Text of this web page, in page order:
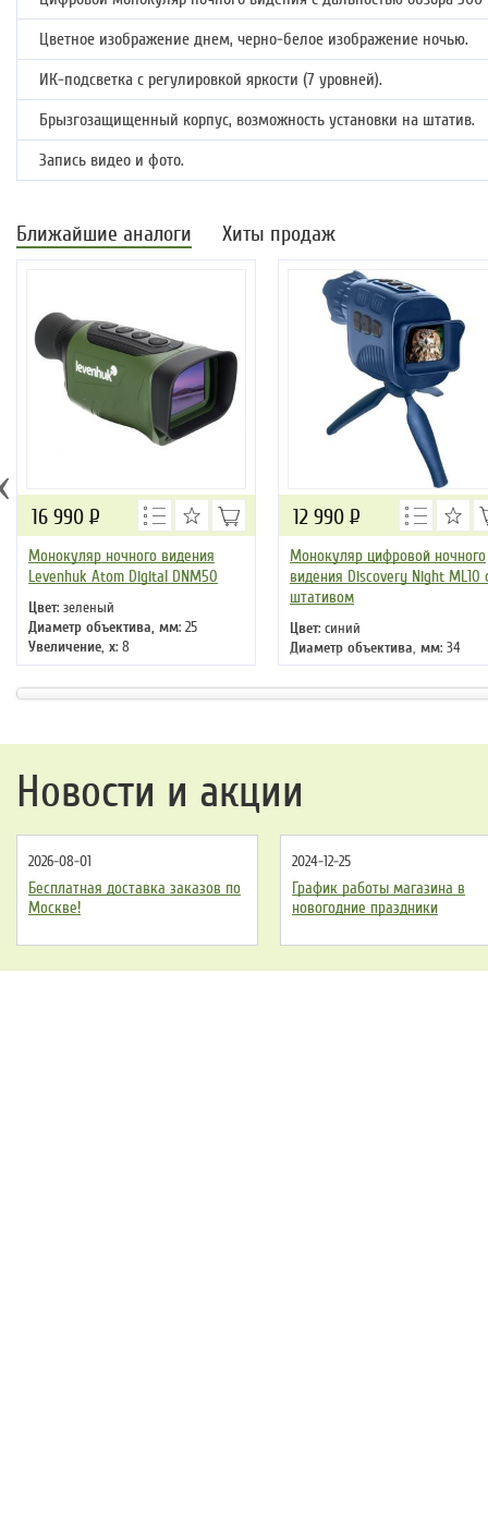
Цветное изображение днем, черно-белое изображение ночью.
ИК-подсветка с регулировкой яркости (7 уровней).
Брызгозащищенный корпус, возможность установки на штатив.
Запись видео и фото.
Ближайшие аналоги Хиты продаж
Монокуляр ночного видения
Levenhuk Atom Digital DNM50
Цвет: зеленый
Диаметр объектива, мм: 25
Увеличение, x: 8
Диаметр выходного зрачка, мм: 7
Тип призмы: нет
Возможность диоптрийной
16 990 Р
Монокуляр цифровой ночного
видения Discovery Night ML10
штативом
Цвет: синий
Диаметр объектива, мм: 34
Увеличение, x: 13
Возможность диоптрийной
12 990 Р
Новости и акции
2026-08-01
Бесплатная доставка заказов по
Москве!
2024-12-25
График работы магазина в
новогодние праздники